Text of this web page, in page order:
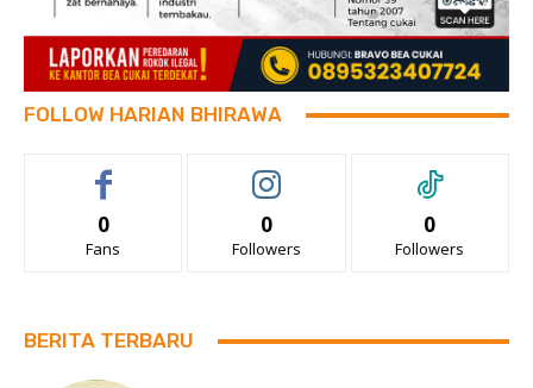
FOLLOW HARIAN BHIRAWA
0
Fans
0
Followers
0
Followers
BERITA TERBARU